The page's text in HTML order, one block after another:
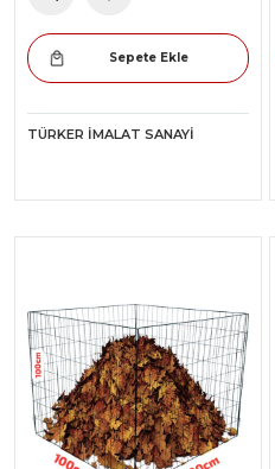
Sepete Ekle
TÜRKER İMALAT SANAYI